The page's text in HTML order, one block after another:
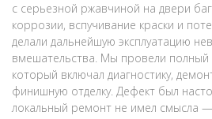
с серьезной ржавчиной на двери
коррозии, вспучивание краски и
делали дальнейшую эксплуатацию
вмешательства. Мы провели полный
который включал диагностику,
финишную отделку. Дефект был
локальный ремонт не имел смысла